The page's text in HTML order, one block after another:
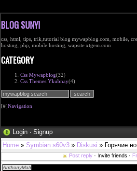
BLOG SUNYI
css, html, tips, trik,tutorial blog mywapblog.com, mobile,
hosting, php, mobile hosting, wapsite xtgem.com
CATEGORY
Css Mywapblog(32)
Css Themes Ykubnay(4)
[#]Navigation
Login · Signup
Home » Symbian s60v3 » Diskusi » Горячие
Post reply · Invite friends ·
AnthonyMah